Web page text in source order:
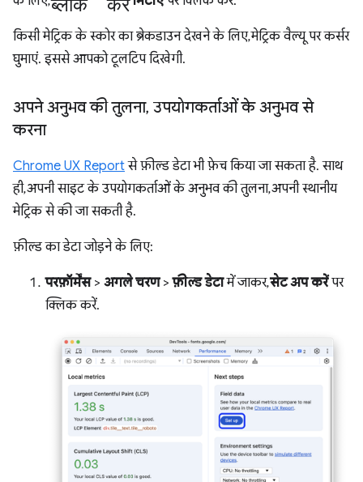
किसी मेट्रिक के स्कोर का ब्रेकडाउन देखने के लिए, मेट्रिक वैल्यू पर कर्सर
घुमाएं. इससे आपको टूलटिप दिखेगी.
अपने अनुभव की तुलना, उपयोगकर्ताओं के अनुभव से
करना
Chrome UX Reportसे फ़ील्ड डेटा भी फ़ेच किया जा सकता है. साथ
ही, अपनी साइट के उपयोगकर्ताओं के अनुभव की तुलना, अपनी स्थानीय
मेट्रिक से की जा सकती है.
फ़ील्ड का डेटा जोड़ने के लिए:
परफ़ॉर्मेंस> अगले चरण>फ़ील्ड डेटामें जाकर,सेट अप करेंपर
क्लिक करें.